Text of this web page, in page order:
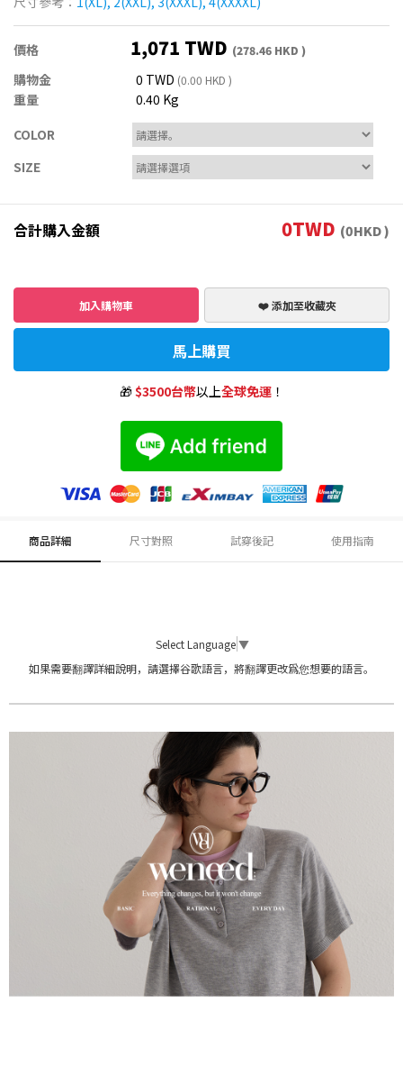
價格 1,071 TWD (278.46 HKD )
購物金 0 TWD (0.00 HKD )
重量
0.40 Kg
COLOR
SIZE
合計購入金額 0TWD (0HKD )
加入購物車 ❤️ 添加至收藏夾
馬上購買
🎁$3500台幣以上全球免運！
商品詳細 尺寸對照 試穿後記 使用指南
Select Language ▼
如果需要翻譯詳細說明，請選擇谷歌語言，將翻譯更改爲您想要的語言。